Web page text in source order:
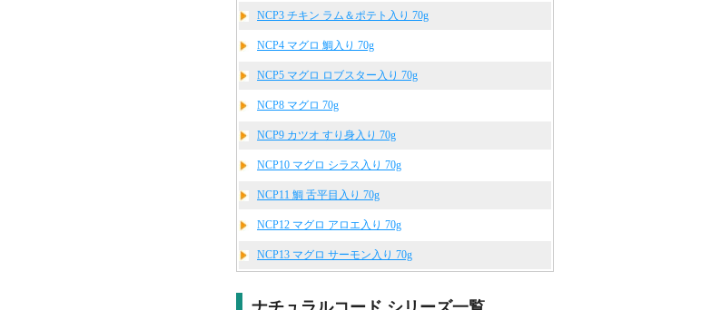
NCP3 チキン ラム＆ポテト入り 70g
NCP4 マグロ 鯛入り 70g
NCP5 マグロ ロブスター入り 70g
NCP8 マグロ 70g
NCP9 カツオ すり身入り 70g
NCP10 マグロ シラス入り 70g
NCP11 鯛 舌平目入り 70g
NCP12 マグロ アロエ入り 70g
NCP13 マグロ サーモン入り 70g